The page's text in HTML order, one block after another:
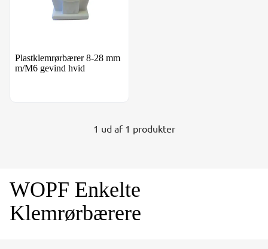
Plastklemrørbærer 8-28 mm
m/M6 gevind hvid
1 ud af 1 produkter
WOPF Enkelte
Klemrørbærere